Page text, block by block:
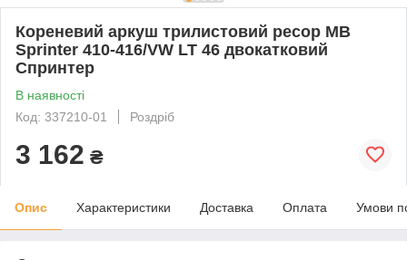
Кореневий аркуш трилистовий ресор MB
Sprinter 410-416/VW LT 46 двокатковий
Спринтер
В наявності
Код: 337210-01
Роздріб
3 162 ₴
Опис Характеристики Доставка Оплата Умови